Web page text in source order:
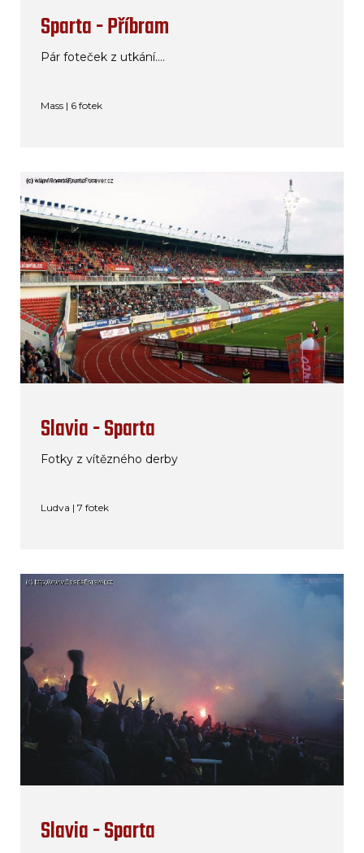
Sparta - Příbram
Pár foteček z utkání....
Mass | 6 fotek
Slavia - Sparta
Fotky z vítězného derby
Ludva | 7 fotek
Slavia - Sparta